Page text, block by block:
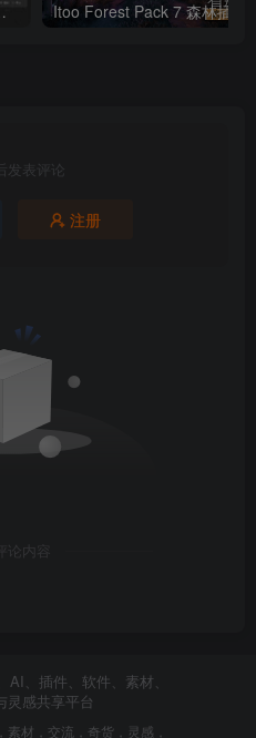
3dmax2014~2023
发表评论
注册
论内容
材，交流，奇货，灵感，